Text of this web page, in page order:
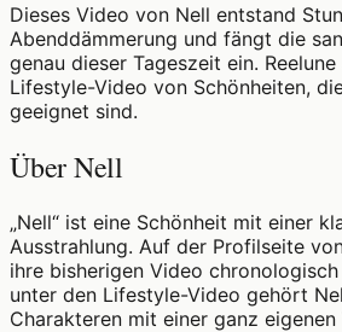
Dieses Video von Nell entstand
Abenddämmerung und fängt die
genau dieser Tageszeit ein.
Lifestyle-Video von Schönheiten,
geeignet sind.
Über Nell
„Nell“ ist eine Schönheit mit einer
Ausstrahlung. Auf der Profilseite
ihre bisherigen Video
unter den Lifestyle-Video gehört
Charakteren mit einer ganz eigenen